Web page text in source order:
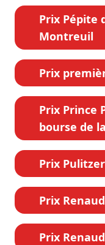
Prix Pépite
Montreuil
Prix
Prix Prince
bourse de
Prix Pulitzer
Prix
Prix